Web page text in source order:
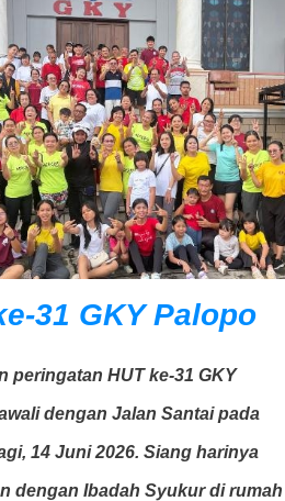
GKY, Pdt. Gunawan Tanu,
oleh Bapak Andi Gusena selaku
Pengelolaan
31 GKY Palopo
peringatan HUT ke-31 GKY
dengan Jalan Santai pada
14 Juni 2026. Siang harinya
dengan Ibadah Syukur di rumah